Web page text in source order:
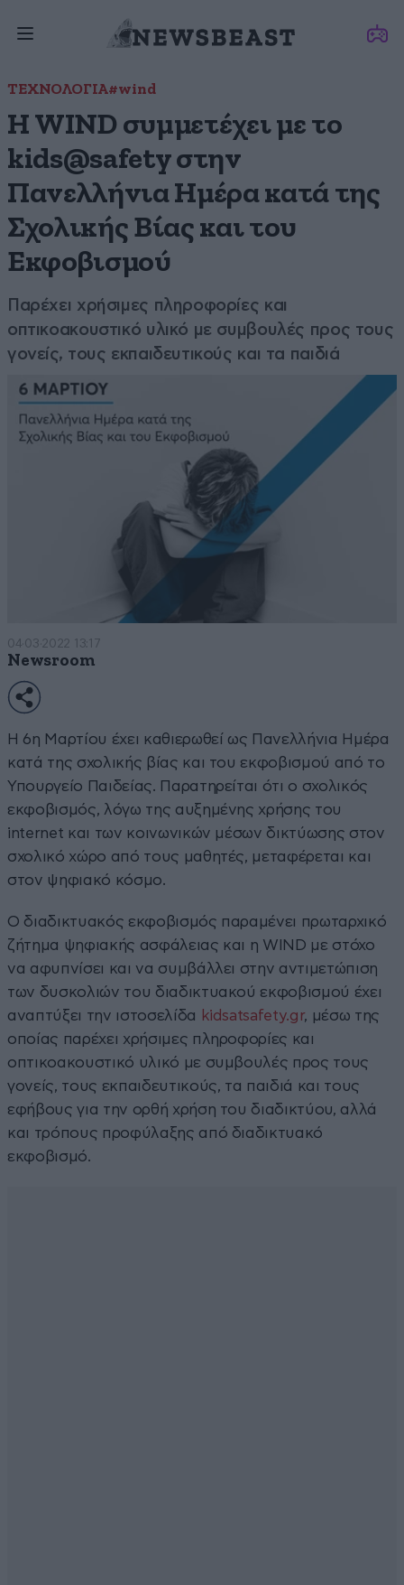
ΤΕΧΝΟΛΟΓΙΑ#wind
Η WIND συμμετέχει με το
kids@safety στην
Πανελλήνια Ημέρα κατά της
Σχολικής Βίας και του
Εκφοβισμού
Παρέχει χρήσιμες πληροφορίες και
οπτικοακουστικό υλικό με συμβουλές προς τους
γονείς, τους εκπαιδευτικούς και τα παιδιά
04·03·2022 13:17
Newsroom
Η 6η Μαρτίου έχει καθιερωθεί ως Πανελλήνια Ημέρα
κατά της σχολικής βίας και του εκφοβισμού από το
Υπουργείο Παιδείας. Παρατηρείται ότι ο σχολικός
εκφοβισμός, λόγω της αυξημένης χρήσης του
internet και των κοινωνικών μέσων δικτύωσης στον
σχολικό χώρο από τους μαθητές, μεταφέρεται και
στον ψηφιακό κόσμο.
Ο διαδικτυακός εκφοβισμός παραμένει πρωταρχικό
ζήτημα ψηφιακής ασφάλειας και η WIND με στόχο
να αφυπνίσει και να συμβάλλει στην αντιμετώπιση
των δυσκολιών του διαδικτυακού εκφοβισμού έχει
αναπτύξει την ιστοσελίδα kidsatsafety.gr, μέσω της
οποίας παρέχει χρήσιμες πληροφορίες και
οπτικοακουστικό υλικό με συμβουλές προς τους
γονείς, τους εκπαιδευτικούς, τα παιδιά και τους
εφήβους για την ορθή χρήση του διαδικτύου, αλλά
και τρόπους προφύλαξης από διαδικτυακό
εκφοβισμό.